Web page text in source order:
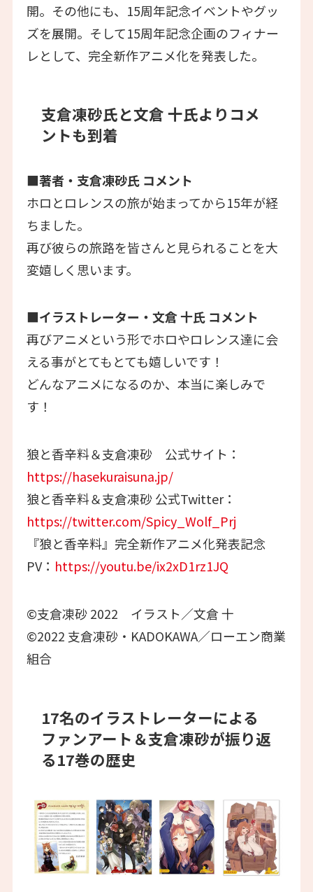
開。その他にも、15周年記念イベントやグッ
ズを展開。そして15周年記念企画のフィナー
レとして、完全新作アニメ化を発表した。
支倉凍砂氏と文倉 十氏よりコメ
ントも到着
■著者・支倉凍砂⽒ コメント
ホロとロレンスの旅が始まってから15年が経
ちました。
再び彼らの旅路を皆さんと見られることを大
変嬉しく思います。
■イラストレーター・文倉 十⽒ コメント
再びアニメという形でホロやロレンス達に会
える事がとてもとても嬉しいです！
どんなアニメになるのか、本当に楽しみで
す！
狼と香辛料＆支倉凍砂 公式サイト：
https://hasekuraisuna.jp/
狼と香辛料＆支倉凍砂 公式Twitter：
https://twitter.com/Spicy_Wolf_Prj
『狼と香辛料』完全新作アニメ化発表記念
PV： https://youtu.be/ix2xD1rz1JQ
©支倉凍砂 2022 イラスト／文倉 十
©2022 支倉凍砂・KADOKAWA／ローエン商業
組合
17名のイラストレーターによる
ファンアート＆支倉凍砂が振り返
る17巻の歴史